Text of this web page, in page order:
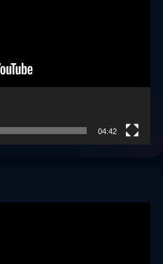
04:42